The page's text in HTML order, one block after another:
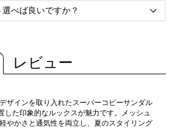
べば良いですか？ 
レビュー
ザインを取り入れたスーパーコピーサンダル
した印象的なルックスが魅力です。メッシュ
やかさと通気性を両立し、夏のスタイリング